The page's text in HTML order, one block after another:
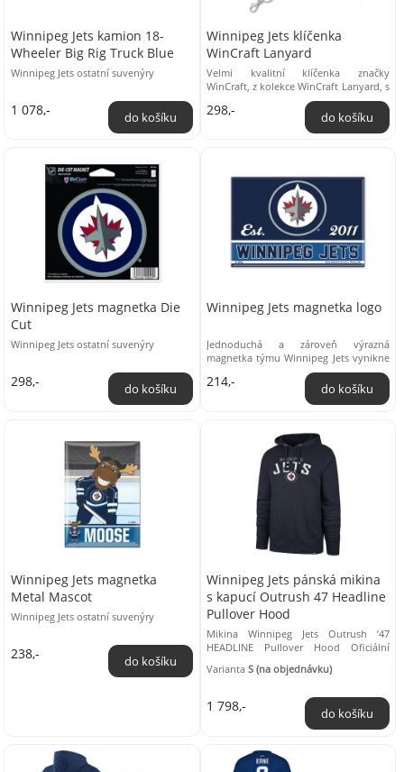
Winnipeg Jets kamion 18-
Wheeler Big Rig Truck Blue
Winnipeg Jets ostatní suvenýry
1 078,-
Winnipeg Jets klíčenka
WinCraft Lanyard
Velmi kvalitní klíčenka značky
WinCraft, z kolekce WinCraft Lanyard, s
logem týmu NHL v prémiové kvalitě.
Materiál: ...
298,-
Winnipeg Jets magnetka Die
Cut
Winnipeg Jets ostatní suvenýry
298,-
Winnipeg Jets magnetka logo
Jednoduchá a zároveň výrazná
magnetka týmu Winnipeg Jets vynikne
mezi ostatními. Logo tohoto hokejové
celku můžeš ...
214,-
Winnipeg Jets magnetka
Metal Mascot
Winnipeg Jets ostatní suvenýry
238,-
Winnipeg Jets pánská mikina
s kapucí Outrush 47 Headline
Pullover Hood
Mikina Winnipeg Jets Outrush ’47
HEADLINE Pullover Hood Oficiální
produkt NHL Material: 60% Bavlna,
40% Polyester
VariantaS (na objednávku)
1 798,-